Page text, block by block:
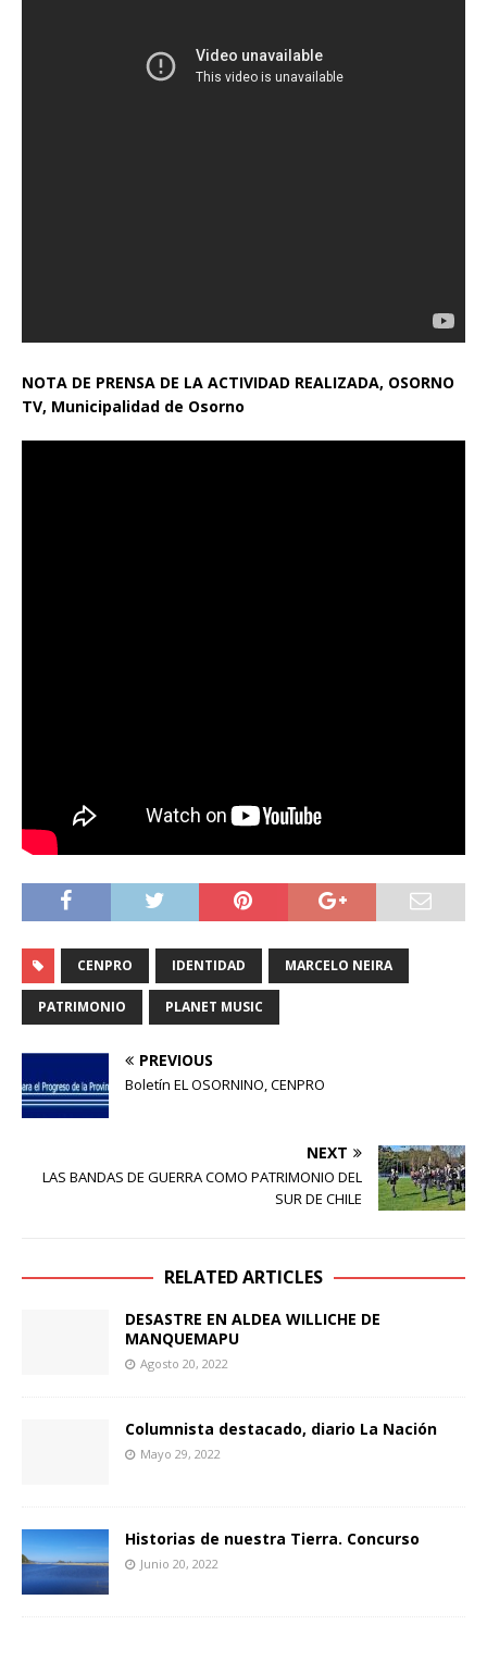
NOTA DE PRENSA DE LA ACTIVIDAD REALIZADA, OSORNO
TV, Municipalidad de Osorno
CENPRO IDENTIDAD MARCELO NEIRA
PATRIMONIO PLANET MUSIC
PREVIOUS
Boletín EL OSORNINO, CENPRO
NEXT
LAS BANDAS DE GUERRA COMO PATRIMONIO DEL
SUR DE CHILE
RELATED ARTICLES
DESASTRE EN ALDEA WILLICHE DE
MANQUEMAPU
Agosto 20, 2022
Columnista destacado, diario La Nación
Mayo 29, 2022
Historias de nuestra Tierra. Concurso
Junio 20, 2022